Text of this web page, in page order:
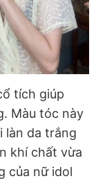
tích giúp
Màu tóc này
làn da trắng
khí chất vừa
của nữ idol